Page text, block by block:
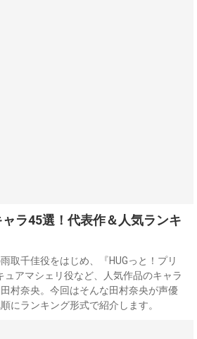
ラ45選！代表作＆人気ランキ
取千佳役をはじめ、『HUGっと！プリ
アマシェリ役など、人気作品のキャラ
村奈央。今回はそんな田村奈央が声優
にランキング形式で紹介します。